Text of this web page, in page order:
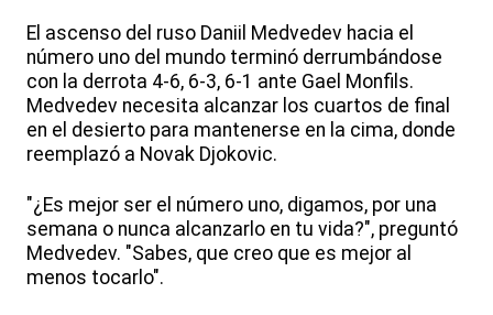
El ascenso del ruso Daniil Medvedev hacia el
número uno del mundo terminó derrumbándose
con la derrota 4-6, 6-3, 6-1 ante Gael Monfils.
Medvedev necesita alcanzar los cuartos de final
en el desierto para mantenerse en la cima, donde
reemplazó a Novak Djokovic.
"¿Es mejor ser el número uno, digamos, por una
semana o nunca alcanzarlo en tu vida?", preguntó
Medvedev. "Sabes, que creo que es mejor al
menos tocarlo".